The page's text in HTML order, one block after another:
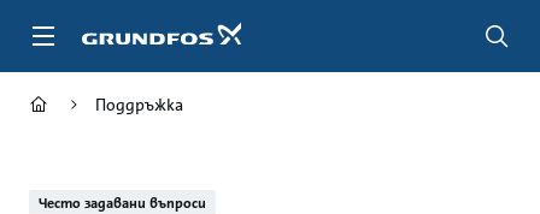
главно
Поддръжка
Често задавани въпроси